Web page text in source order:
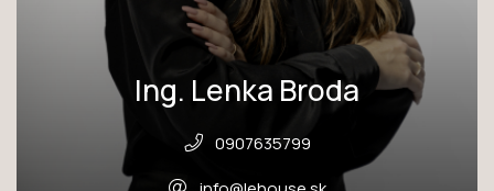
Ing. Lenka Broda
0907635799